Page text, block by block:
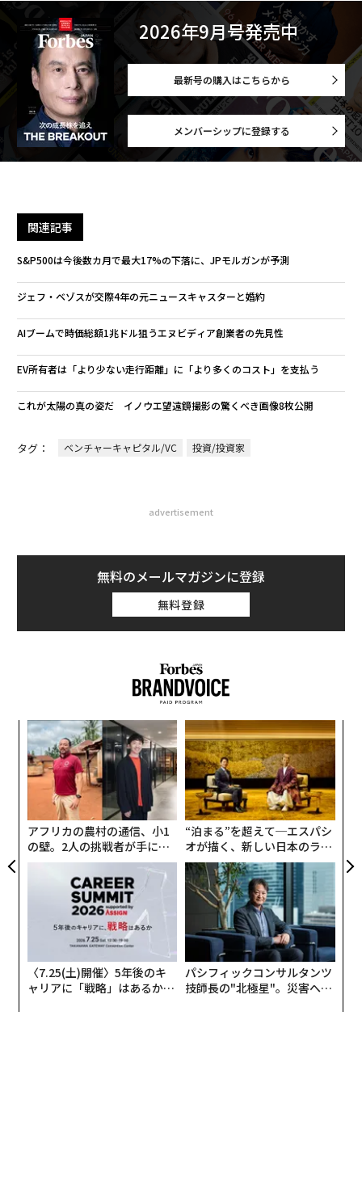
2026年9月号発売中
最新号の購入はこちらから
メンバーシップに登録する
関連記事
S&P500は今後数カ月で最大17%の下落に、JPモルガンが予測
ジェフ・ベゾスが交際4年の元ニュースキャスターと婚約
AIブームで時価総額1兆ドル狙うエヌビディア創業者の先見性
EV所有者は「より少ない走行距離」に「より多くのコスト」を支払う
これが太陽の真の姿だ イノウエ望遠鏡撮影の驚くべき画像8枚公開
タグ： ベンチャーキャピタル/VC 投資/投資家
advertisement
無料のメールマガジンに登録
無料登録
アフリカの農村の通信、小1
の壁。2人の挑戦者が手にし
た「次なる武器」
“泊まる”を超えて─エスパシ
オが描く、新しい日本のラグ
ジュアリー（中編）
〈7.25(土)開催〉5年後のキ
ャリアに「戦略」はあるか。
パシフィックコンサルタンツ
技師長の"北極星"。災害への